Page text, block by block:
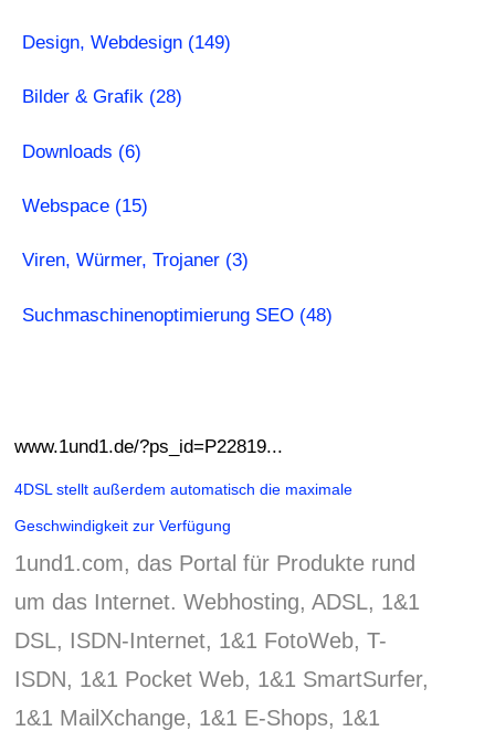
Design, Webdesign (149)
Bilder & Grafik (28)
Downloads (6)
Webspace (15)
Viren, Würmer, Trojaner (3)
Suchmaschinenoptimierung SEO (48)
www.1und1.de/?ps_id=P22819...
4DSL stellt außerdem automatisch die maximale
Geschwindigkeit zur Verfügung
1und1.com, das Portal für Produkte rund
um das Internet. Webhosting, ADSL, 1&1
DSL, ISDN-Internet, 1&1 FotoWeb, T-
ISDN, 1&1 Pocket Web, 1&1 SmartSurfer,
1&1 MailXchange, 1&1 E-Shops, 1&1